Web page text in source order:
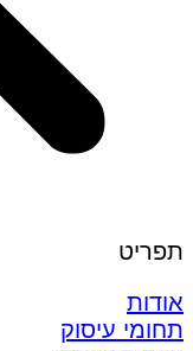
תפריט
אודות
תחומי עיסוק